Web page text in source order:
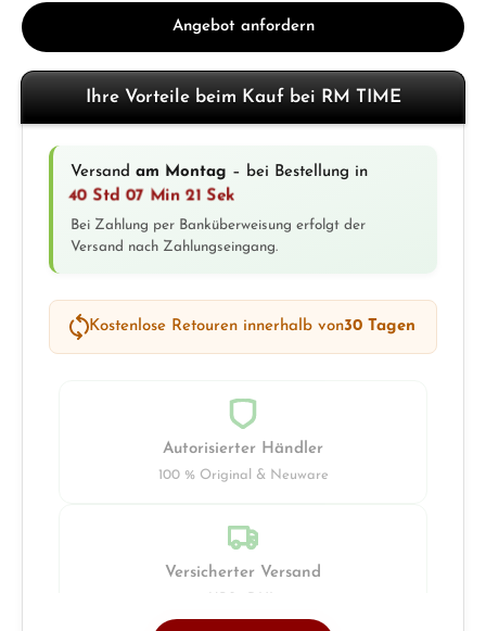
Angebot anfordern
Ihre Vorteile beim Kauf bei RM TIME
Versand am Montag – bei Bestellung in
40 Std 07 Min 21 Sek
Bei Zahlung per Banküberweisung erfolgt der
Versand nach Zahlungseingang.
Kostenlose Retouren innerhalb von30 Tagen
Autorisierter Händler
100 % Original & Neuware
Versicherter Versand